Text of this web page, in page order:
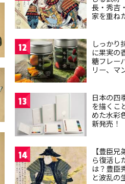
長・秀吉
家を重ね
12
しっかり
に果実の
糖フレー
リー、マ
13
日本の四
を描くこ
めた水彩
新発売！
14
【豊臣
ら復活し
は？豊臣
と波乱の